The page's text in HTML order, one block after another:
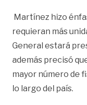
Martínez hizo
requieran más
General estará
además precisó
mayor número de
lo largo del país.